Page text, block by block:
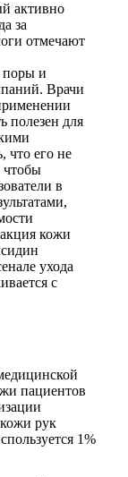
активно
за
отмечают
поры и
Врачи
полезен для
что его не
чтобы
в
кожи
ухода
с
пациентов
рук
1%